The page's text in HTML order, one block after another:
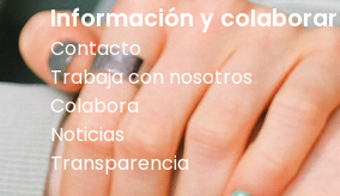
Información y colaborar
Contacto
Trabaja con nosotros
Colabora
Noticias
Transparencia